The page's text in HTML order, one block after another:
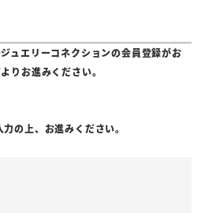
ュエリーコネクションの会員登録がお
りお進みください。
の上、お進みください。